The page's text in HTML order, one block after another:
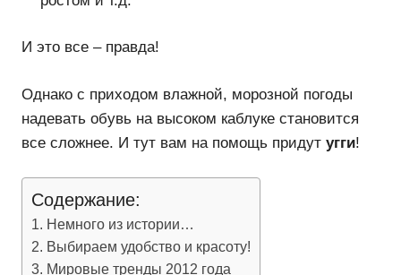
И это все – правда!
Однако с приходом влажной, морозной погоды
надевать обувь на высоком каблуке становится
все сложнее. И тут вам на помощь придут угги!
Содержание:
Немного из истории…
Выбираем удобство и красоту!
Мировые тренды 2012 года